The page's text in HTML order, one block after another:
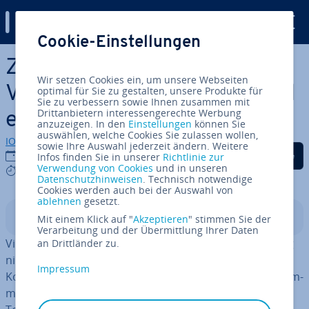
Zum Haupt­in­halt springen
Zoom-Hin­ter­grund ändern:
Vir­tu­el­len Zoom-Hin­ter­grund
ein­stel­len
IONOS Redaktion
14.06.2021
6 mins
Auf Facebook teilen
Auf Twitter teilen
Auf LinkedIn
In­halts­ver­zeich­nis
Video-Kon­fe­ren­zen-Tools wie Zoom sind aus dem Alltag
nicht mehr weg­zu­den­ken. Sie er­leich­tern nicht nur den
Kontakt zu Familie und Freunden, sondern auch die Kom­
mu­ni­ka­ti­on mit Kunden und Kollegen. Doch jede neue
Cookie-Einstellungen
Wir setzen Cookies ein, um unsere Webseiten
optimal für Sie zu gestalten, unsere Produkte für
Sie zu verbessern sowie Ihnen zusammen mit
Drittanbietern interessengerechte Werbung
anzuzeigen. In den Einstellungen können Sie
auswählen, welche Cookies Sie zulassen wollen,
sowie Ihre Auswahl jederzeit ändern. Weitere
Infos finden Sie in unserer Richtlinie zur
Verwendung von Cookies und in unseren
Datenschutzhinweisen. Technisch notwendige
Cookies werden auch bei der Auswahl von
ablehnen gesetzt.
Mit einem Klick auf "Akzeptieren" stimmen Sie der
Verarbeitung und der Übermittlung Ihrer Daten
an Drittländer zu.
Impressum